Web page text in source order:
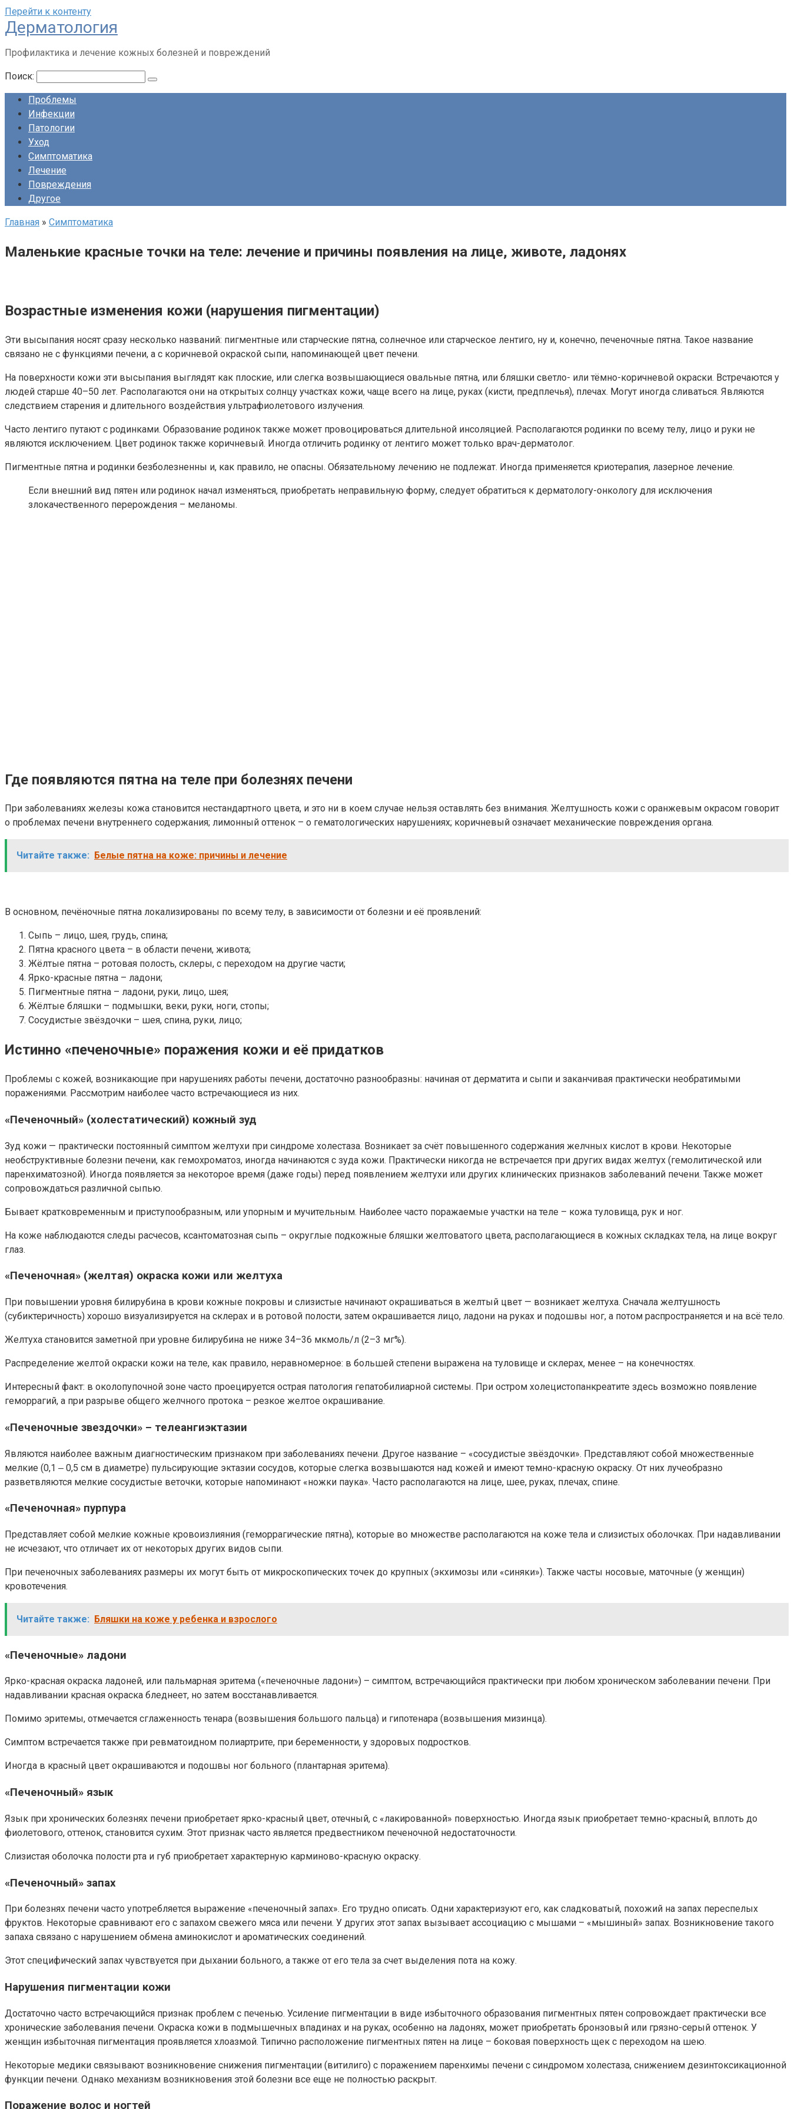
Перейти к контенту
Дерматология
Профилактика и лечение кожных болезней и повреждений
Поиск:
Проблемы
Инфекции
Патологии
Уход
Симптоматика
Лечение
Повреждения
Другое
Главная » Симптоматика
Маленькие красные точки на теле: лечение и причины появления на лице, животе, ладонях
Возрастные изменения кожи (нарушения пигментации)
Эти высыпания носят сразу несколько названий: пигментные или старческие пятна, солнечное или старческое лентиго, ну и, конечно, печеночные пятна. Такое название
связано не с функциями печени, а с коричневой окраской сыпи, напоминающей цвет печени.
На поверхности кожи эти высыпания выглядят как плоские, или слегка возвышающиеся овальные пятна, или бляшки светло- или тёмно-коричневой окраски. Встречаются у
людей старше 40–50 лет. Располагаются они на открытых солнцу участках кожи, чаще всего на лице, руках (кисти, предплечья), плечах. Могут иногда сливаться. Являются
следствием старения и длительного воздействия ультрафиолетового излучения.
Часто лентиго путают с родинками. Образование родинок также может провоцироваться длительной инсоляцией. Располагаются родинки по всему телу, лицо и руки не
являются исключением. Цвет родинок также коричневый. Иногда отличить родинку от лентиго может только врач-дерматолог.
Пигментные пятна и родинки безболезненны и, как правило, не опасны. Обязательному лечению не подлежат. Иногда применяется криотерапия, лазерное лечение.
Если внешний вид пятен или родинок начал изменяться, приобретать неправильную форму, следует обратиться к дерматологу-онкологу для исключения
злокачественного перерождения – меланомы.
Где появляются пятна на теле при болезнях печени
При заболеваниях железы кожа становится нестандартного цвета, и это ни в коем случае нельзя оставлять без внимания. Желтушность кожи с оранжевым окрасом говорит
о проблемах печени внутреннего содержания; лимонный оттенок – о гематологических нарушениях; коричневый означает механические повреждения органа.
Читайте также: Белые пятна на коже: причины и лечение
В основном, печёночные пятна локализированы по всему телу, в зависимости от болезни и её проявлений:
Сыпь – лицо, шея, грудь, спина;
Пятна красного цвета – в области печени, живота;
Жёлтые пятна – ротовая полость, склеры, с переходом на другие части;
Ярко-красные пятна – ладони;
Пигментные пятна – ладони, руки, лицо, шея;
Жёлтые бляшки – подмышки, веки, руки, ноги, стопы;
Сосудистые звёздочки – шея, спина, руки, лицо;
Истинно «печеночные» поражения кожи и её придатков
Проблемы с кожей, возникающие при нарушениях работы печени, достаточно разнообразны: начиная от дерматита и сыпи и заканчивая практически необратимыми
поражениями. Рассмотрим наиболее часто встречающиеся из них.
«Печеночный» (холестатический) кожный зуд
Зуд кожи — практически постоянный симптом желтухи при синдроме холестаза. Возникает за счёт повышенного содержания желчных кислот в крови. Некоторые
необструктивные болезни печени, как гемохроматоз, иногда начинаются с зуда кожи. Практически никогда не встречается при других видах желтух (гемолитической или
паренхиматозной). Иногда появляется за некоторое время (даже годы) перед появлением желтухи или других клинических признаков заболеваний печени. Также может
сопровождаться различной сыпью.
Бывает кратковременным и приступообразным, или упорным и мучительным. Наиболее часто поражаемые участки на теле – кожа туловища, рук и ног.
На коже наблюдаются следы расчесов, ксантоматозная сыпь – округлые подкожные бляшки желтоватого цвета, располагающиеся в кожных складках тела, на лице вокруг
глаз.
«Печеночная» (желтая) окраска кожи или желтуха
При повышении уровня билирубина в крови кожные покровы и слизистые начинают окрашиваться в желтый цвет — возникает желтуха. Сначала желтушность
(субиктеричность) хорошо визуализируется на склерах и в ротовой полости, затем окрашивается лицо, ладони на руках и подошвы ног, а потом распространяется и на всё тело.
Желтуха становится заметной при уровне билирубина не ниже 34–36 мкмоль/л (2–3 мг%).
Распределение желтой окраски кожи на теле, как правило, неравномерное: в большей степени выражена на туловище и склерах, менее – на конечностях.
Интересный факт: в околопупочной зоне часто проецируется острая патология гепатобилиарной системы. При остром холецистопанкреатите здесь возможно появление
геморрагий, а при разрыве общего желчного протока – резкое желтое окрашивание.
«Печеночные звездочки» – телеангиэктазии
Являются наиболее важным диагностическим признаком при заболеваниях печени. Другое название – «сосудистые звёздочки». Представляют собой множественные
мелкие (0,1 ‒ 0,5 см в диаметре) пульсирующие эктазии сосудов, которые слегка возвышаются над кожей и имеют темно-красную окраску. От них лучеобразно
разветвляются мелкие сосудистые веточки, которые напоминают «ножки паука». Часто располагаются на лице, шее, руках, плечах, спине.
«Печеночная» пурпура
Представляет собой мелкие кожные кровоизлияния (геморрагические пятна), которые во множестве располагаются на коже тела и слизистых оболочках. При надавливании
не исчезают, что отличает их от некоторых других видов сыпи.
При печеночных заболеваниях размеры их могут быть от микроскопических точек до крупных (экхимозы или «синяки»). Также часты носовые, маточные (у женщин)
кровотечения.
Читайте также: Бляшки на коже у ребенка и взрослого
«Печеночные» ладони
Ярко-красная окраска ладоней, или пальмарная эритема («печеночные ладони») – симптом, встречающийся практически при любом хроническом заболевании печени. При
надавливании красная окраска бледнеет, но затем восстанавливается.
Помимо эритемы, отмечается сглаженность тенара (возвышения большого пальца) и гипотенара (возвышения мизинца).
Симптом встречается также при ревматоидном полиартрите, при беременности, у здоровых подростков.
Иногда в красный цвет окрашиваются и подошвы ног больного (плантарная эритема).
«Печеночный» язык
Язык при хронических болезнях печени приобретает ярко-красный цвет, отечный, с «лакированной» поверхностью. Иногда язык приобретает темно-красный, вплоть до
фиолетового, оттенок, становится сухим. Этот признак часто является предвестником печеночной недостаточности.
Слизистая оболочка полости рта и губ приобретает характерную карминово-красную окраску.
«Печеночный» запах
При болезнях печени часто употребляется выражение «печеночный запах». Его трудно описать. Одни характеризуют его, как сладковатый, похожий на запах переспелых
фруктов. Некоторые сравнивают его с запахом свежего мяса или печени. У других этот запах вызывает ассоциацию с мышами – «мышиный» запах. Возникновение такого
запаха связано с нарушением обмена аминокислот и ароматических соединений.
Этот специфический запах чувствуется при дыхании больного, а также от его тела за счет выделения пота на кожу.
Нарушения пигментации кожи
Достаточно часто встречающийся признак проблем с печенью. Усиление пигментации в виде избыточного образования пигментных пятен сопровождает практически все
хронические заболевания печени. Окраска кожи в подмышечных впадинах и на руках, особенно на ладонях, может приобретать бронзовый или грязно-серый оттенок. У
женщин избыточная пигментация проявляется хлоазмой. Типично расположение пигментных пятен на лице – боковая поверхность щек с переходом на шею.
Некоторые медики связывают возникновение снижения пигментации (витилиго) с поражением паренхимы печени с синдромом холестаза, снижением дезинтоксикационной
функции печени. Однако механизм возникновения этой болезни все еще не полностью раскрыт.
Поражение волос и ногтей